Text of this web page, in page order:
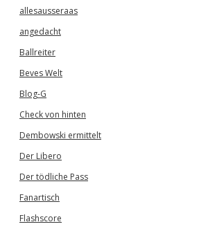
allesausseraas
angedacht
Ballreiter
Beves Welt
Blog-G
Check von hinten
Dembowski ermittelt
Der Libero
Der tödliche Pass
Fanartisch
Flashscore